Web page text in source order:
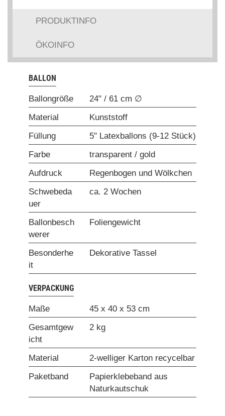
PRODUKTINFO
ÖKOINFO
BALLON
Ballongröße
24" / 61 cm ∅
Material
Kunststoff
Füllung
5" Latexballons (9-12 Stück)
Farbe
transparent / gold
Aufdruck
Regenbogen und Wölkchen
Schwebeda
uer
ca. 2 Wochen
Ballonbesch
werer
Foliengewicht
Besonderhe
it
Dekorative Tassel
VERPACKUNG
Maße
45 x 40 x 53 cm
Gesamtgew
icht
2 kg
Material
2-welliger Karton recycelbar
Paketband
Papierklebeband aus
Naturkautschuk